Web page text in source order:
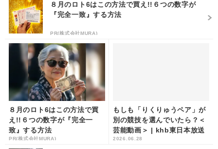
８月のロト6はこの方法で買え!!６つの数字が
『完全一致』する方法
PR(株式会社MURA)
８月のロト6はこの方法で買
え!!６つの数字が『完全一
致』する方法
PR(株式会社MURA)
もしも「りくりゅうペア」が
別の競技を選んでいたら？＜
芸能動画＞ | khb東日本放送
2026.06.28